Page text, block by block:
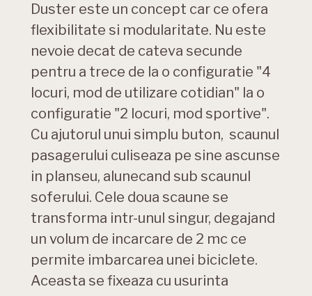
Duster este un concept car ce ofera
flexibilitate si modularitate. Nu este
nevoie decat de cateva secunde
pentru a trece de la o configuratie "4
locuri, mod de utilizare cotidian" la o
configuratie "2 locuri, mod sportive".
Cu ajutorul unui simplu buton, scaunul
pasagerului culiseaza pe sine ascunse
in planseu, alunecand sub scaunul
soferului. Cele doua scaune se
transforma intr-unul singur, degajand
un volum de incarcare de 2 mc ce
permite imbarcarea unei biciclete.
Aceasta se fixeaza cu usurinta